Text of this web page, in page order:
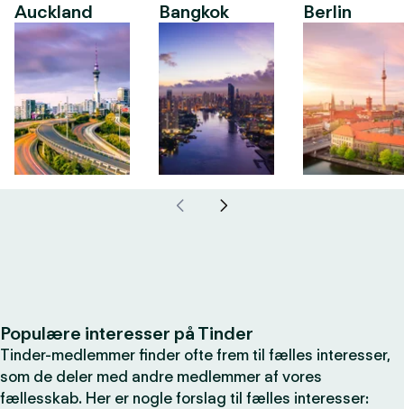
Auckland Bangkok Berlin
Populære interesser på Tinder
Tinder-medlemmer finder ofte frem til fælles interesser,
som de deler med andre medlemmer af vores
fællesskab. Her er nogle forslag til fælles interesser: